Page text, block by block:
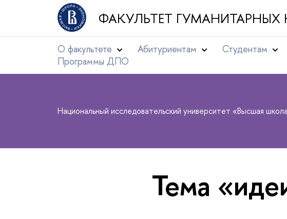
ФАКУЛЬТЕТ ГУМАНИТАРНЫХ
О факультете Абитуриентам Студентам
Программы ДПО
Национальный исследовательский университет «Высшая
Тема